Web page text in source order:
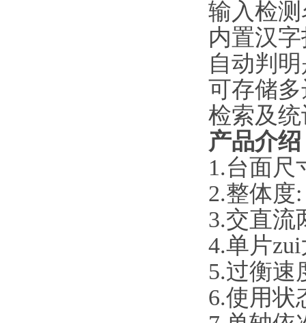
输入检
内置汉
自动判
可存储
检索及
产品介
1.台面尺
2.整体
3.交直流
4.单片
5.过衡速
6.使用状